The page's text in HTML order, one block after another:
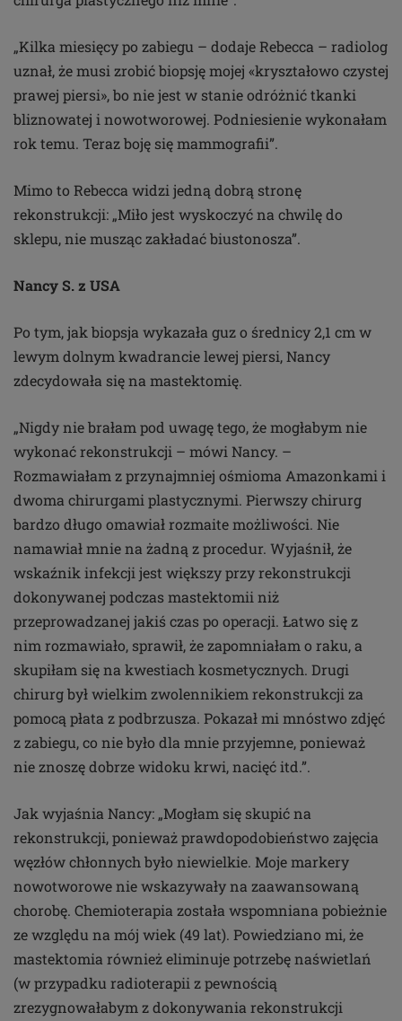
„Kilka miesięcy po zabiegu – dodaje Rebecca – radiolog
uznał, że musi zrobić biopsję mojej «kryształowo czystej
prawej piersi», bo nie jest w stanie odróżnić tkanki
bliznowatej i nowotworowej. Podniesienie wykonałam
rok temu. Teraz boję się mammografii”.
Mimo to Rebecca widzi jedną dobrą stronę
rekonstrukcji: „Miło jest wyskoczyć na chwilę do
sklepu, nie musząc zakładać biustonosza”.
Nancy S. z USA
Po tym, jak biopsja wykazała guz o średnicy 2,1 cm w
lewym dolnym kwadrancie lewej piersi, Nancy
zdecydowała się na mastektomię.
„Nigdy nie brałam pod uwagę tego, że mogłabym nie
wykonać rekonstrukcji – mówi Nancy. –
Rozmawiałam z przynajmniej ośmioma Amazonkami i
dwoma chirurgami plastycznymi. Pierwszy chirurg
bardzo długo omawiał rozmaite możliwości. Nie
namawiał mnie na żadną z procedur. Wyjaśnił, że
wskaźnik infekcji jest większy przy rekonstrukcji
dokonywanej podczas mastektomii niż
przeprowadzanej jakiś czas po operacji. Łatwo się z
nim rozmawiało, sprawił, że zapomniałam o raku, a
skupiłam się na kwestiach kosmetycznych. Drugi
chirurg był wielkim zwolennikiem rekonstrukcji za
pomocą płata z podbrzusza. Pokazał mi mnóstwo zdjęć
z zabiegu, co nie było dla mnie przyjemne, ponieważ
nie znoszę dobrze widoku krwi, nacięć itd.”.
Jak wyjaśnia Nancy: „Mogłam się skupić na
rekonstrukcji, ponieważ prawdopodobieństwo zajęcia
węzłów chłonnych było niewielkie. Moje markery
nowotworowe nie wskazywały na zaawansowaną
chorobę. Chemioterapia została wspomniana pobieżnie
ze względu na mój wiek (49 lat). Powiedziano mi, że
mastektomia również eliminuje potrzebę naświetlań
(w przypadku radioterapii z pewnością
zrezygnowałabym z dokonywania rekonstrukcji